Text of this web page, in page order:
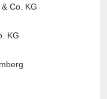
Co. KG
KG